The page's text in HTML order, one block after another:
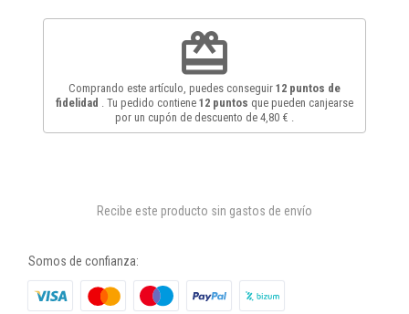
redeem
Comprando este artículo, puedes conseguir 12 puntos de
fidelidad
. Tu pedido contiene 12 puntos que pueden canjearse
por un cupón de descuento de 4,80 €
Recibe este producto sin gastos de envío
Somos de confianza: